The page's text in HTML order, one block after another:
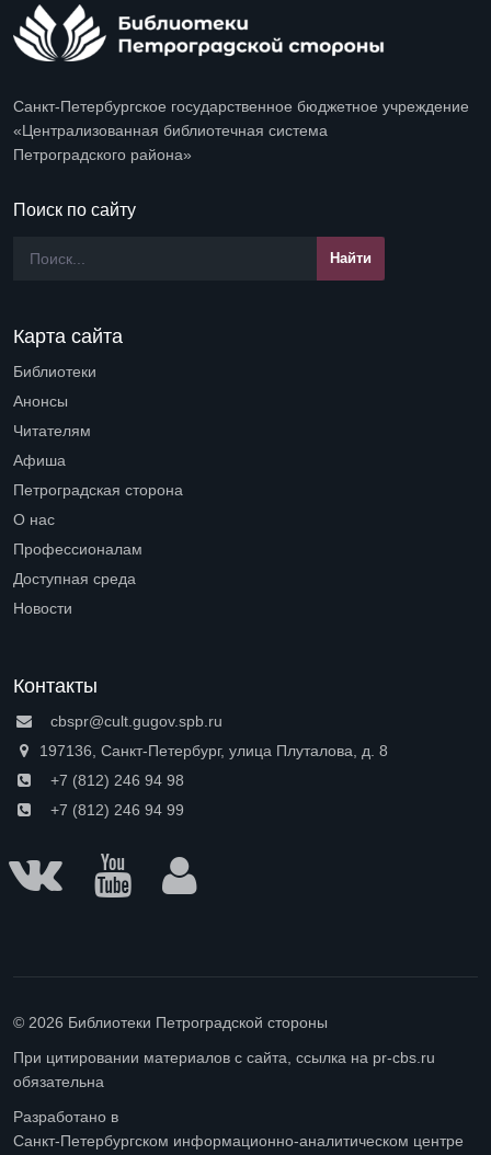
Санкт-Петербургское государственное бюджетное учреждение
«Централизованная библиотечная система
Петроградского района»
Поиск по сайту
Карта сайта
Библиотеки
Анонсы
Читателям
Афиша
Петроградская сторона
О нас
Профессионалам
Доступная среда
Новости
Контакты
cbspr@cult.gugov.spb.ru
197136, Санкт-Петербург, улица Плуталова, д. 8
+7 (812) 246 94 98
+7 (812) 246 94 99
© 2026 Библиотеки Петроградской стороны
При цитировании материалов с сайта, ссылка на pr-cbs.ru
обязательна
Разработано в
Санкт-Петербургском информационно-аналитическом центре